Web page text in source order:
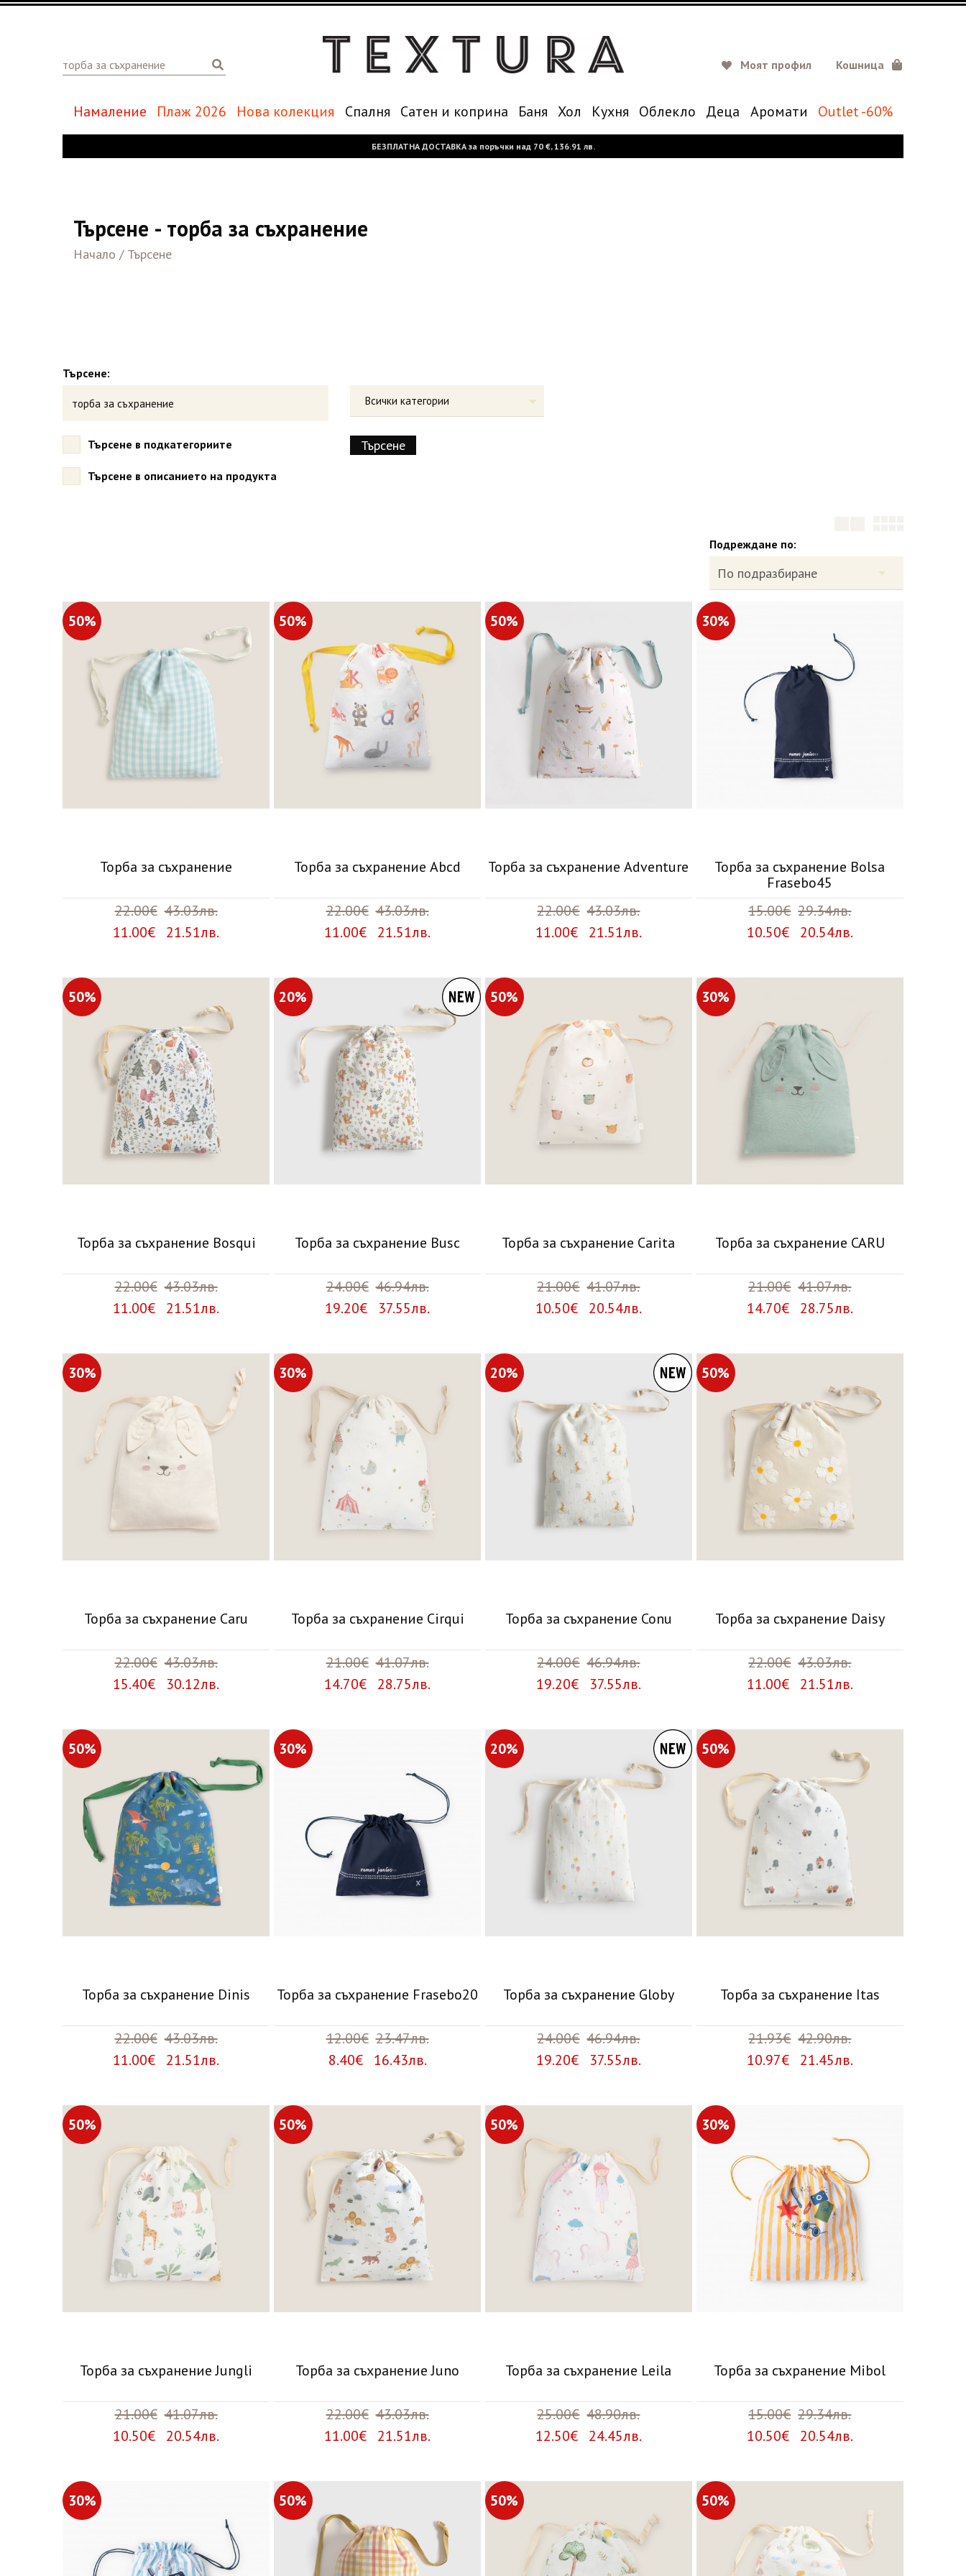
Моят профил Кошница
Намаление Плаж 2026 Нова колекция Спалня Сатен и коприна Баня Хол Кухня Oблекло Деца Аромати Outlet -60%
БЕЗПЛАТНА ДОСТАВКА за поръчки над 70 €,136.91 лв.
Търсене - торба за съхранение
Начало / Търсене
Търсене:
Всички категории
Търсене в подкатегориите
Търсене в описанието на продукта
Подреждане по:
50%
Торба за съхранение
22.00€ 43.03лв.
11.00€ 21.51лв.
50%
Торба за съхранение Abcd
22.00€ 43.03лв.
11.00€ 21.51лв.
50%
Торба за съхранение Adventure
22.00€ 43.03лв.
11.00€ 21.51лв.
30%
Торба за съхранение Bolsa
Frasebo45
15.00€ 29.34лв.
10.50€ 20.54лв.
50%
Торба за съхранение Bosqui
22.00€ 43.03лв.
11.00€ 21.51лв.
20%
Торба за съхранение Busc
24.00€ 46.94лв.
19.20€ 37.55лв.
50%
Торба за съхранение Carita
21.00€ 41.07лв.
10.50€ 20.54лв.
30%
Торба за съхранение CARU
21.00€ 41.07лв.
14.70€ 28.75лв.
30%
Торба за съхранение Caru
22.00€ 43.03лв.
15.40€ 30.12лв.
30%
Торба за съхранение Cirqui
21.00€ 41.07лв.
14.70€ 28.75лв.
20%
Торба за съхранение Conu
24.00€ 46.94лв.
19.20€ 37.55лв.
50%
Торба за съхранение Daisy
22.00€ 43.03лв.
11.00€ 21.51лв.
50%
Торба за съхранение Dinis
22.00€ 43.03лв.
11.00€ 21.51лв.
30%
Торба за съхранение Frasebo20
12.00€ 23.47лв.
8.40€ 16.43лв.
20%
Торба за съхранение Globy
24.00€ 46.94лв.
19.20€ 37.55лв.
50%
Торба за съхранение Itas
21.93€ 42.90лв.
10.97€ 21.45лв.
50%
Торба за съхранение Jungli
21.00€ 41.07лв.
10.50€ 20.54лв.
50%
Торба за съхранение Juno
22.00€ 43.03лв.
11.00€ 21.51лв.
50%
Торба за съхранение Leila
25.00€ 48.90лв.
12.50€ 24.45лв.
30%
Торба за съхранение Mibol
15.00€ 29.34лв.
10.50€ 20.54лв.
30% 50% 50% 50%